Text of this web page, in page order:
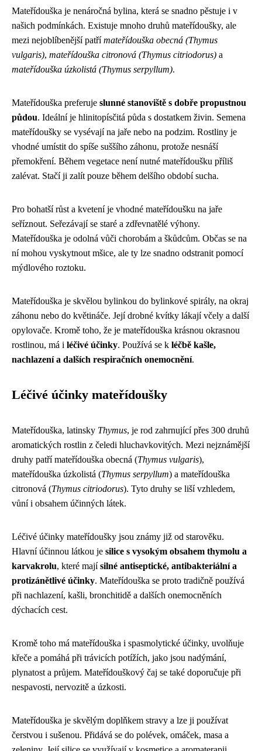
Mateřídouška je nenáročná bylina, která se snadno pěstuje i v
našich podmínkách. Existuje mnoho druhů mateřídoušky, ale
mezi nejoblíbenější patřímateřídouška obecná (Thymus
vulgaris), mateřídouška citronová (Thymus citriodorus) a
mateřídouška úzkolistá (Thymus serpyllum).
Mateřídouška preferuje slunné stanoviště s dobře propustnou
půdou. Ideální je hlinitopísčitá půda s dostatkem živin. Semena
mateřídoušky se vysévají na jaře nebo na podzim. Rostliny je
vhodné umístit do spíše suššího záhonu, protože nesnáší
přemokření. Během vegetace není nutné mateřídoušku příliš
zalévat. Stačí ji zalít pouze během delšího období sucha.
Pro bohatší růst a kvetení je vhodné mateřídoušku na jaře
seříznout. Seřezávají se staré a zdřevnatělé výhony.
Mateřídouška je odolná vůči chorobám a škůdcům. Občas se na
ní mohou vyskytnout mšice, ale ty lze snadno odstranit pomocí
mýdlového roztoku.
Mateřídouška je skvělou bylinkou do bylinkové spirály, na okraj
záhonu nebo do květináče. Její drobné kvítky lákají včely a další
opylovače. Kromě toho, že je mateřídouška krásnou okrasnou
rostlinou, má i léčivé účinky. Používá se k léčbě kašle,
nachlazení a dalších respiračních onemocnění.
Léčivé účinky mateřídoušky
Mateřídouška, latinsky Thymus, je rod zahrnující přes 300 druhů
aromatických rostlin z čeledi hluchavkovitých. Mezi nejznámější
druhy patří mateřídouška obecná (Thymus vulgaris),
mateřídouška úzkolistá (Thymus serpyllum) a mateřídouška
citronová (Thymus citriodorus). Tyto druhy se liší vzhledem,
vůní i obsahem účinných látek.
Léčivé účinky mateřídoušky jsou známy již od starověku.
Hlavní účinnou látkou je silice s vysokým obsahem thymolu a
karvakrolu, které majísilné antiseptické, antibakteriální a
protizánětlivé účinky. Mateřídouška se proto tradičně používá
při nachlazení, kašli, bronchitidě a dalších onemocněních
dýchacích cest.
Kromě toho má mateřídouška i spasmolytické účinky, uvolňuje
křeče a pomáhá při trávicích potížích, jako jsou nadýmání,
plynatost a průjem. Mateřídouškový čaj se také doporučuje při
nespavosti, nervozitě a úzkosti.
Mateřídouška je skvělým doplňkem stravy a lze ji používat
čerstvou i sušenou. Přidává se do polévek, omáček, masa a